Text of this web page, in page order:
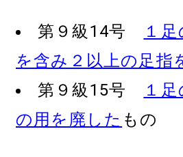
第９級14号
１
を含み２以上の足指
第９級15号
１
の用を廃した もの